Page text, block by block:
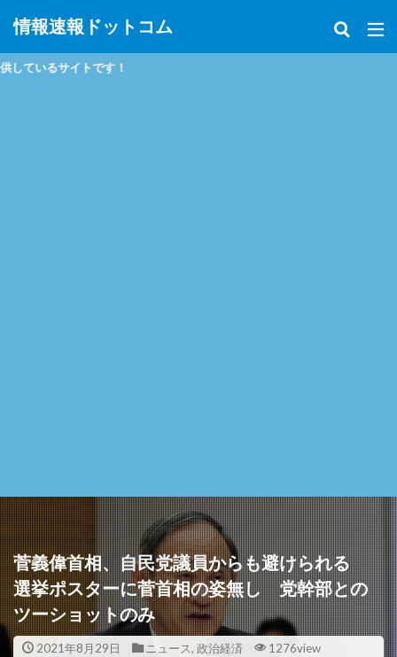
情報速報ドットコム
！
菅義偉首相、自民党議員からも避けられる
選挙ポスターに菅首相の姿無し 党幹部との
ツーショットのみ
2021年8月29日 ニュース, 政治経済
1276view